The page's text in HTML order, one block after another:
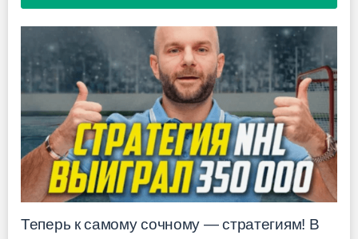
Теперь к самому сочному — стратегиям! В